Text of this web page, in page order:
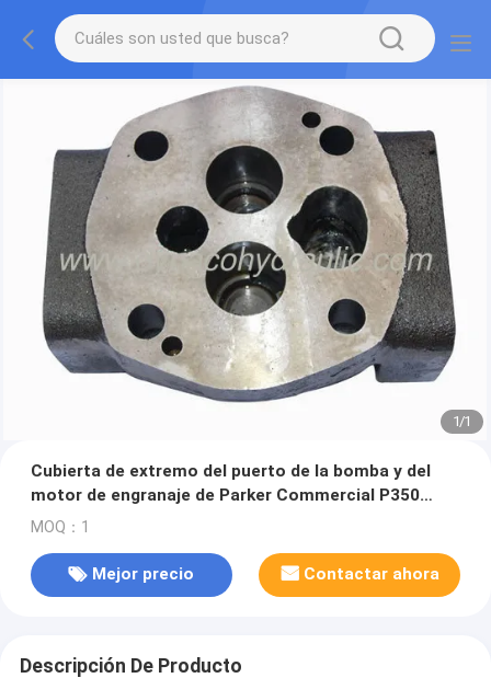
1/1
Cubierta de extremo del puerto de la bomba y del
motor de engranaje de Parker Commercial P350
(P.E.C.)
MOQ：1
Mejor precio Contactar ahora
Descripción De Producto